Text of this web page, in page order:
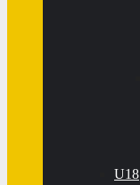
U18